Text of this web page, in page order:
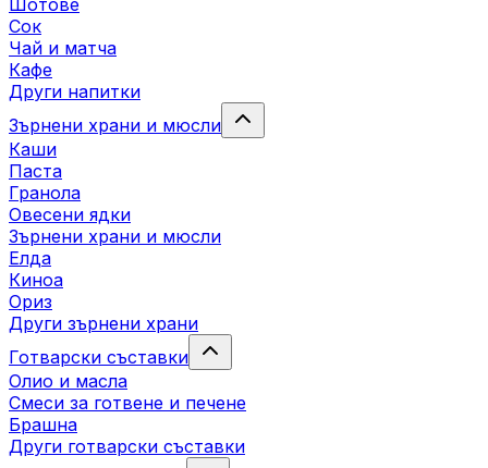
Шотове
Сок
Чай и матча
Кафе
Други напитки
Зърнени храни и мюсли
Каши
Паста
Гранола
Овесени ядки
Зърнени храни и мюсли
Елда
Киноа
Ориз
Други зърнени храни
Готварски съставки
Олио и масла
Смеси за готвене и печене
Брашна
Други готварски съставки